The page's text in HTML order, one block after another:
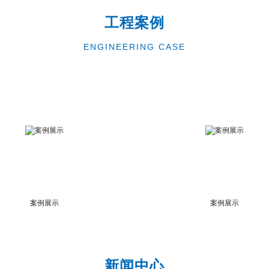
工程案例
ENGINEERING CASE
案例展示 案例展示
新闻中心